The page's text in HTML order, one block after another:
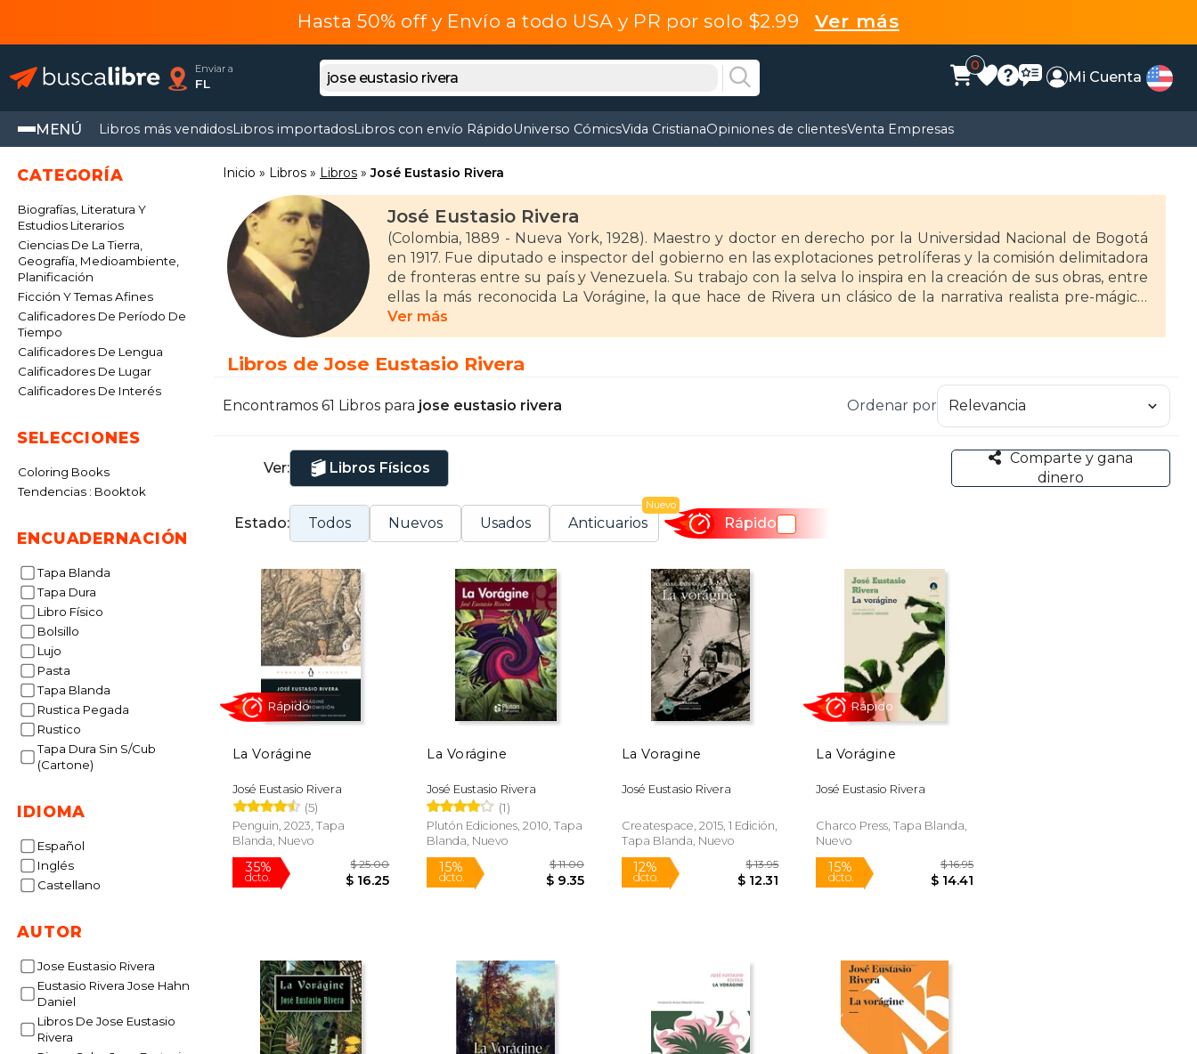
Hasta 50% off y Envío a todo USA y PR por solo $2.99 Ver más
Enviar a
FL
0
Mi Cuenta
MENÚ Libros más vendidosLibros importadosLibros con envío RápidoUniverso CómicsVida CristianaOpiniones de clientesVenta Empresas
CATEGORÍA
Biografías, Literatura Y
Estudios Literarios
Ciencias De La Tierra,
Geografía, Medioambiente,
Planificación
Ficción Y Temas Afines
Calificadores De Período De
Tiempo
Calificadores De Lengua
Calificadores De Lugar
Calificadores De Interés
SELECCIONES
Coloring Books
Tendencias : Booktok
ENCUADERNACIÓN
Tapa Blanda
Tapa Dura
Libro Físico
Bolsillo
Lujo
Pasta
Tapa Blanda
Rustica Pegada
Rustico
Tapa Dura Sin S/Cub
(Cartone)
IDIOMA
Español
Inglés
Castellano
AUTOR
Jose Eustasio Rivera
Eustasio Rivera Jose Hahn
Daniel
Libros De Jose Eustasio
Rivera
Inicio Libros Libros José Eustasio Rivera
José Eustasio Rivera
(Colombia, 1889 - Nueva York, 1928). Maestro y doctor en derecho por la Universidad Nacional de Bogotá
en 1917. Fue diputado e inspector del gobierno en las explotaciones petrolíferas y la comisión delimitadora
de fronteras entre su país y Venezuela. Su trabajo con la selva lo inspira en la creación de sus obras, entre
ellas la más reconocida La Vorágine, la que hace de Rivera un clásico de la narrativa realista pre-mágica,
hasta el punto de ser considerada por muchos como la gran novela de la selva latinoamericana. Publicó
también el libro de sonetos Tierra de promisión.
Ver más
Libros de Jose Eustasio Rivera
Encontramos 61 Libros para jose eustasio rivera Ordenar por
Ver: Libros Físicos
Comparte y gana
dinero
Estado: Todos Nuevos Usados Anticuarios
Nuevo
Rápido
La Vorágine
José Eustasio Rivera
(5)
Penguin, 2023, Tapa
Blanda, Nuevo
35%
dcto.
Rápido
La Vorágine
José Eustasio Rivera
(1)
Plutón Ediciones, 2010, Tapa
Blanda, Nuevo
15%
dcto.
La Voragine
José Eustasio Rivera
Createspace, 2015, 1 Edición,
Tapa Blanda, Nuevo
dcto.
$ 13.95
$ 12.31
La Vorágine
José Eustasio Rivera
Charco Press, Tapa Blanda,
Nuevo
15%
dcto.